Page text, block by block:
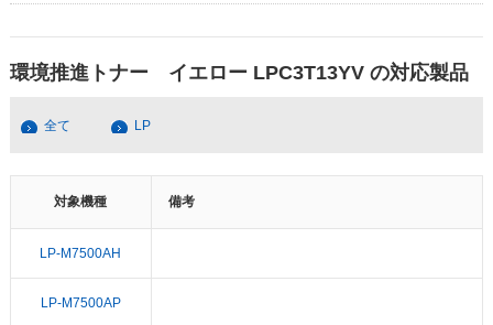
環境推進トナー イエロー LPC3T13YV の対応製品
全て LP
対象機種 備考
LP-M7500AH
LP-M7500AP